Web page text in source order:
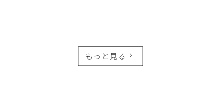
もっと見る